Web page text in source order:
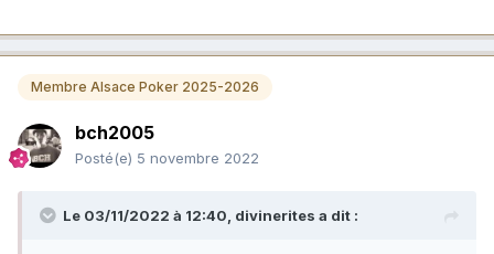
Membre Alsace Poker 2025-2026
bch2005
Posté(e) 5 novembre 2022
Le 03/11/2022 à 12:40, divinerites a dit :